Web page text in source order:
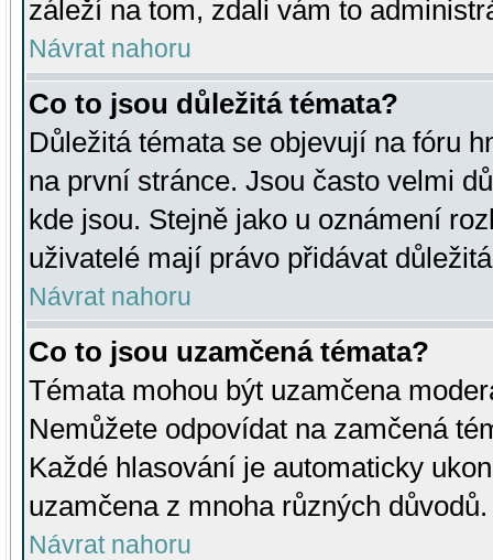
záleží na tom, zdali vám to
Návrat nahoru
Co to jsou důležitá témata?
Důležitá témata se objevují na fóru
na první stránce. Jsou často velmi
kde jsou. Stejně jako u oznámení
uživatelé mají právo přidávat
Návrat nahoru
Co to jsou uzamčená témata?
Témata mohou být uzamčena
Nemůžete odpovídat na zamčená
Každé hlasování je automaticky
uzamčena z mnoha různých důvodů.
Návrat nahoru